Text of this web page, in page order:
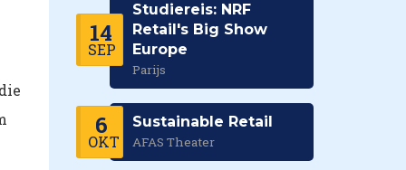
14
SEP
Studiereis: NRF
Retail's Big Show
Europe
Parijs
6
OKT
Sustainable Retail
AFAS Theater